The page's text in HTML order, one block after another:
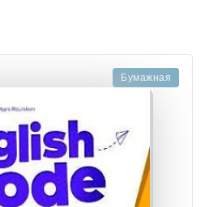
Бумажная